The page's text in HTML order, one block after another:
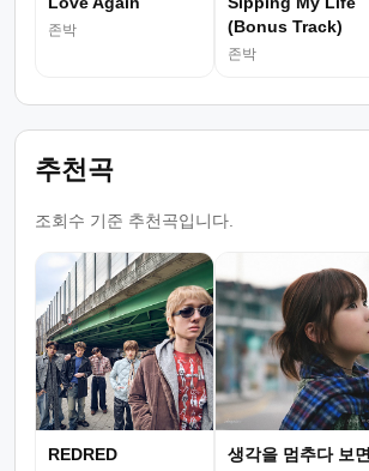
존박
(Bonus Track)
존박
추천곡
조회수 기준 추천곡입니다.
REDRED 생각을 멈추다 보면